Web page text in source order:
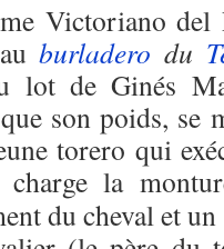
Victoriano
auburladero du
lot de Ginés
son poids, se
torero qui
charge la
du cheval et